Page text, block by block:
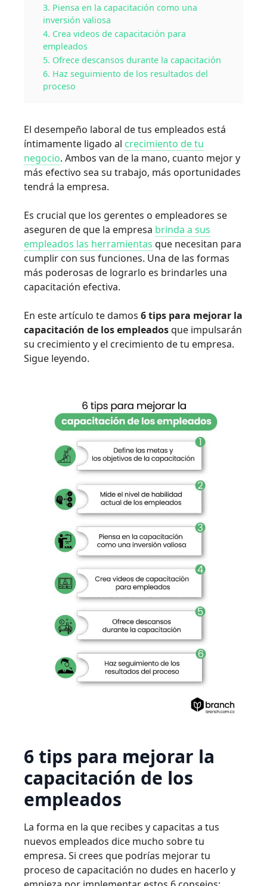
3. Piensa en la capacitación como una
inversión valiosa
4. Crea videos de capacitación para
empleados
5. Ofrece descansos durante la capacitación
6. Haz seguimiento de los resultados del
proceso
El desempeño laboral de tus empleados está
íntimamente ligado al crecimiento de tu
negocio. Ambos van de la mano, cuanto mejor y
más efectivo sea su trabajo, más oportunidades
tendrá la empresa.
Es crucial que los gerentes o empleadores se
aseguren de que la empresa brinda a sus
empleados las herramientas que necesitan para
cumplir con sus funciones. Una de las formas
más poderosas de lograrlo es brindarles una
capacitación efectiva.
En este artículo te damos 6 tips para mejorar la
capacitación de los empleadosque impulsarán
su crecimiento y el crecimiento de tu empresa.
Sigue leyendo.
6 tips para mejorar la
capacitación de los
empleados
La forma en la que recibes y capacitas a tus
nuevos empleados dice mucho sobre tu
empresa. Si crees que podrías mejorar tu
proceso de capacitación no dudes en hacerlo y